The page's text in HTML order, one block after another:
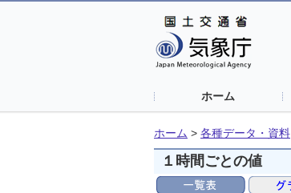
ホーム
ホーム > 各種データ・資料
１時間ごとの値